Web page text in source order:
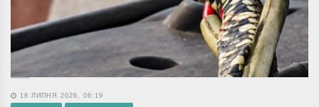
18 ЛИПНЯ 2026, 06:19